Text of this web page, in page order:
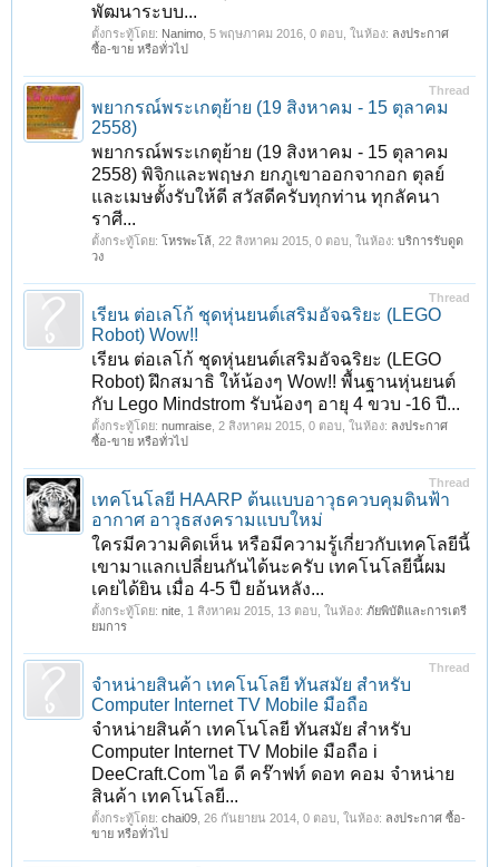
พัฒนาระบบ...
ตั้งกระทู้โดย: Nanimo 5 พฤษภาคม 2016 , 0 ตอบ, ในห้อง: ลงประกาศ
ซื้อ-ขาย หรือทั่วไป
Thread
พยากรณ์พระเกตุย้าย (19 สิงหาคม - 15 ตุลาคม
2558)
พยากรณ์พระเกตุย้าย (19 สิงหาคม - 15 ตุลาคม
2558) พิจิกและพฤษภ ยกภูเขาออกจากอก ตุลย์
และเมษตั้งรับให้ดี สวัสดีครับทุกท่าน ทุกลัคนา
ราศี...
ตั้งกระทู้โดย: โหรพะโล้ 22 สิงหาคม 2015 , 0 ตอบ, ในห้อง: บริการรับดูด
วง
Thread
เรียน ต่อเลโก้ ชุดหุ่นยนต์เสริมอัจฉริยะ (LEGO
Robot) Wow!!
เรียน ต่อเลโก้ ชุดหุ่นยนต์เสริมอัจฉริยะ (LEGO
Robot) ฝึกสมาธิ ให้น้องๆ Wow!! พื้นฐานหุ่นยนต์
กับ Lego Mindstrom รับน้องๆ อายุ 4 ขวบ -16 ปี...
ตั้งกระทู้โดย: numraise 2 สิงหาคม 2015 , 0 ตอบ, ในห้อง: ลงประกาศ
ซื้อ-ขาย หรือทั่วไป
Thread
เทคโนโลยี HAARP ต้นแบบอาวุธควบคุมดินฟ้า
อากาศ อาวุธสงครามแบบใหม่
ใครมีความคิดเห็น หรือมีความรู้เกี่ยวกับเทคโลยีนี้
เขามาแลกเปลี่ยนกันได้นะครับ เทคโนโลยีนี้ผม
เคยได้ยิน เมื่อ 4-5 ปี ยอ้นหลัง...
ตั้งกระทู้โดย: nite 1 สิงหาคม 2015 , 13 ตอบ, ในห้อง: ภัยพิบัติและการเตรี
ยมการ
Thread
จําหน่ายสินค้า เทคโนโลยี ทันสมัย สําหรับ
Computer Internet TV Mobile มือถือ
จําหน่ายสินค้า เทคโนโลยี ทันสมัย สําหรับ
Computer Internet TV Mobile มือถือ i
DeeCraft.Com ไอ ดี คร๊าฟท์ ดอท คอม จําหน่าย
สินค้า เทคโนโลยี...
ตั้งกระทู้โดย: chai09 26 กันยายน 2014 , 0 ตอบ, ในห้อง: ลงประกาศ ซื้อ-
ขาย หรือทั่วไป